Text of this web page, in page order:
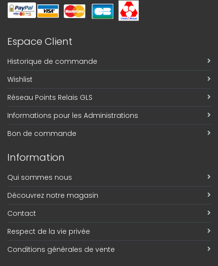
Espace Client
Historique de commande
Wishlist
Réseau Points Relais GLS
Informations pour les Administrations
Bon de commande
Information
Qui sommes nous
Découvrez notre magasin
Contact
Respect de la vie privée
Conditions générales de vente